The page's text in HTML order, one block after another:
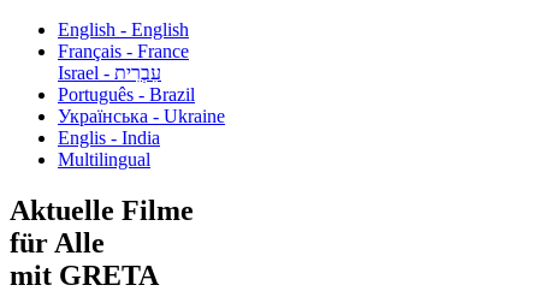
English - English
Français - France
עִבְרִית - Israel
Português - Brazil
Українська - Ukraine
Englis - India
Multilingual
Aktuelle Filme
für Alle
mit GRETA